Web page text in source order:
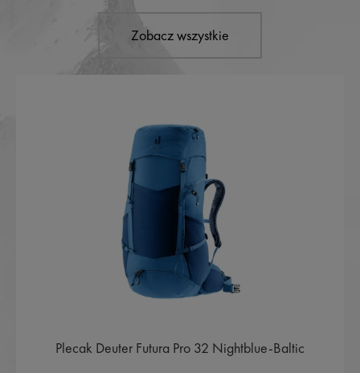
Zobacz wszystkie
Plecak Deuter Futura Pro 32 Nightblue-Baltic